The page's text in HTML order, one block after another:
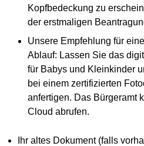
Kopfbedeckung zu
der erstmaligen
Unsere Empfehlung für
Ablauf: Lassen Sie das
für Babys und Kleinkinder
bei einem zertifizierten
anfertigen. Das Bürgeramt
Cloud abrufen.
Ihr altes Dokument (falls